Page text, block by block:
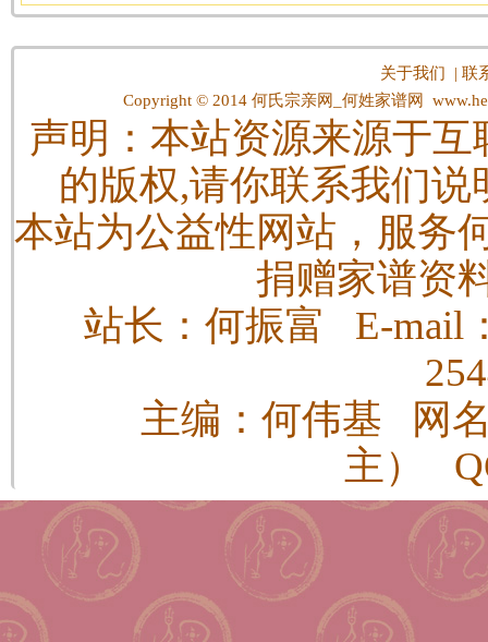
关于我们 |联
Copyright © 2014 何氏宗亲网_何姓家谱网
声明：本站资源来源于
的版权,请你联系我们
本站为公益性网站，服务
捐赠家谱资
站长：何振富 E-mail
主编：何伟基 网
主）